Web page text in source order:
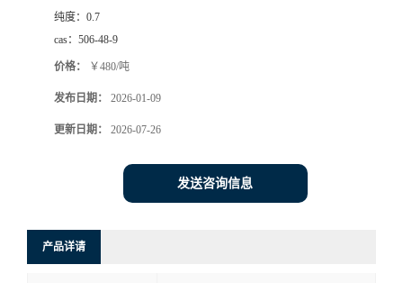
纯度： 0.7
cas： 506-48-9
价格： ￥480/吨
发布日期： 2026-01-09
更新日期： 2026-07-26
发送咨询信息
产品详请